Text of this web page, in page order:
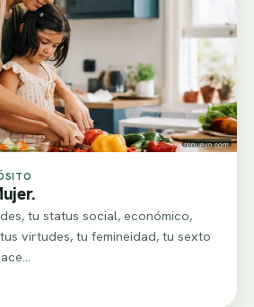
tu status social, económico,
virtudes, tu femineidad, tu sexto